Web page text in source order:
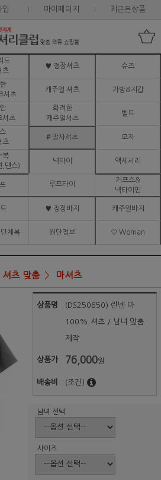
입 마이페이지 최근본상품
드
츠
♥ 정장셔츠 슈즈
셔츠
캐주얼 셔츠 가방&지갑
셔츠
화려한
캐주얼셔츠
벨트
츠
# 망사셔츠 모자
복
,댄스)
넥타이 액세서리
루프타이
커프스&
넥타이핀
♥ 정장바지 캐주얼바지
체복 원단정보 ♡ Woman
셔츠 맞춤 마셔츠
상품명 (DS250650) 린넨 마
100% 셔츠 / 남녀 맞춤
제작
상품가 76,000원
배송비 (조건)
남녀 선택
사이즈